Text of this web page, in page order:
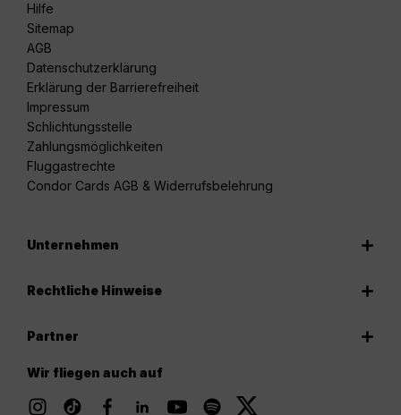
Hilfe
Sitemap
AGB
Datenschutzerklärung
Erklärung der Barrierefreiheit
Impressum
Schlichtungsstelle
Zahlungsmöglichkeiten
Fluggastrechte
Condor Cards AGB & Widerrufsbelehrung
Unternehmen
Rechtliche Hinweise
Partner
Wir fliegen auch auf